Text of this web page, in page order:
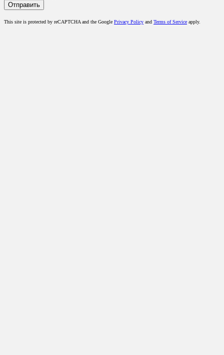
This site is protected by reCAPTCHA and the Google Privacy Policy and Terms of Service apply.